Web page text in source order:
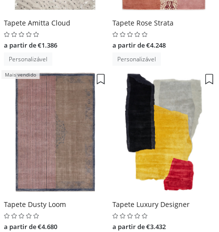
Tapete Amitta Cloud
a partir de €1.386
Personalizável
Tapete Rose Strata
a partir de €4.248
Personalizável
Mais vendido
Tapete Dusty Loom
a partir de €4.680
Tapete Luxury Designer
a partir de €3.432